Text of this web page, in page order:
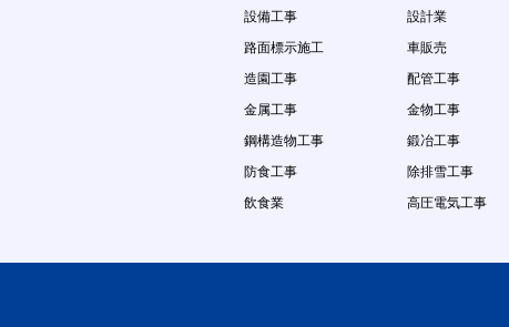
設備工事
設計業
路面標示施工
車販売
造園工事
配管工事
金属工事
金物工事
鋼構造物工事
鍛冶工事
防食工事
除排雪工事
飲食業
高圧電気工事